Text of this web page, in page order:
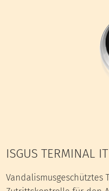
ISGUS TERMINAL
Vandalismusgeschütztes